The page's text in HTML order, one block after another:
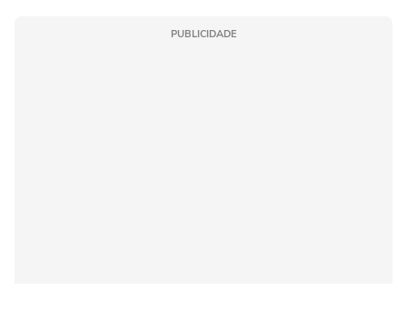
PUBLICIDADE